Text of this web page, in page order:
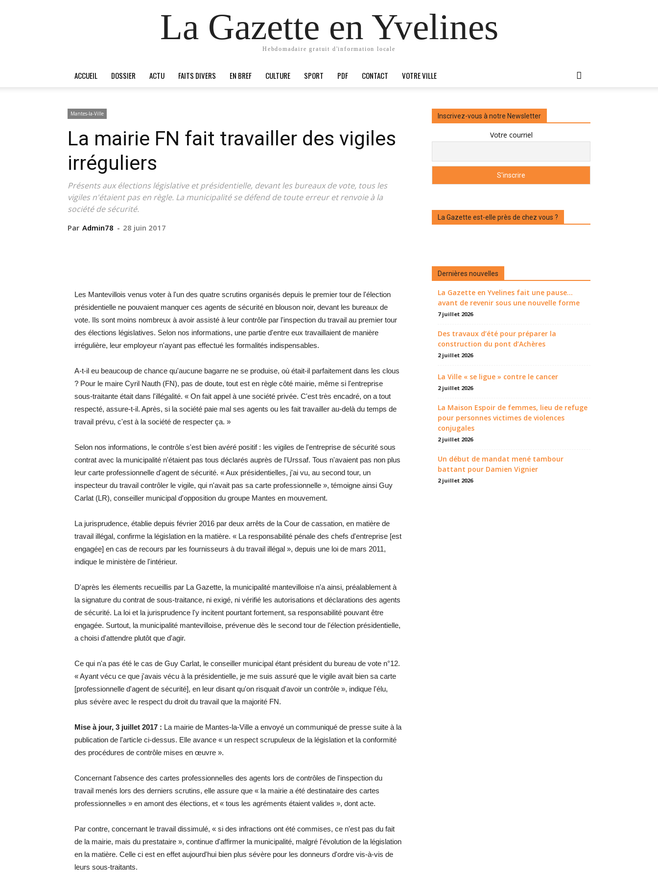
La Gazette en Yvelines
Hebdomadaire gratuit d'information locale
ACCUEIL DOSSIER ACTU FAITS DIVERS EN BREF CULTURE SPORT PDF CONTACT VOTRE VILLE
Mantes-la-Ville
La mairie FN fait travailler des vigiles
irréguliers
Présents aux élections législative et présidentielle, devant les bureaux de vote, tous les
vigiles n'étaient pas en règle. La municipalité se défend de toute erreur et renvoie à la
société de sécurité.
Par Admin78 - 28 juin 2017
Les Mantevillois venus voter à l'un des quatre scrutins organisés depuis le premier tour de l'élection
présidentielle ne pouvaient manquer ces agents de sécurité en blouson noir, devant les bureaux de
vote. Ils sont moins nombreux à avoir assisté à leur contrôle par l'inspection du travail au premier tour
des élections législatives. Selon nos informations, une partie d'entre eux travaillaient de manière
irrégulière, leur employeur n'ayant pas effectué les formalités indispensables.
A-t-il eu beaucoup de chance qu'aucune bagarre ne se produise, où était-il parfaitement dans les clous
? Pour le maire Cyril Nauth (FN), pas de doute, tout est en règle côté mairie, même si l'entreprise
sous-traitante était dans l'illégalité. « On fait appel à une société privée. C'est très encadré, on a tout
respecté, assure-t-il. Après, si la société paie mal ses agents ou les fait travailler au-delà du temps de
travail prévu, c'est à la société de respecter ça. »
Selon nos informations, le contrôle s'est bien avéré positif : les vigiles de l'entreprise de sécurité sous
contrat avec la municipalité n'étaient pas tous déclarés auprès de l'Urssaf. Tous n'avaient pas non plus
leur carte professionnelle d'agent de sécurité. « Aux présidentielles, j'ai vu, au second tour, un
inspecteur du travail contrôler le vigile, qui n'avait pas sa carte professionnelle », témoigne ainsi Guy
Carlat (LR), conseiller municipal d'opposition du groupe Mantes en mouvement.
La jurisprudence, établie depuis février 2016 par deux arrêts de la Cour de cassation, en matière de
travail illégal, confirme la législation en la matière. « La responsabilité pénale des chefs d'entreprise [est
engagée] en cas de recours par les fournisseurs à du travail illégal », depuis une loi de mars 2011,
indique le ministère de l'intérieur.
D'après les élements recueillis par La Gazette, la municipalité mantevilloise n'a ainsi, préalablement à
la signature du contrat de sous-traitance, ni exigé, ni vérifié les autorisations et déclarations des agents
de sécurité. La loi et la jurisprudence l'y incitent pourtant fortement, sa responsabilité pouvant être
engagée. Surtout, la municipalité mantevilloise, prévenue dès le second tour de l'élection présidentielle,
a choisi d'attendre plutôt que d'agir.
Ce qui n'a pas été le cas de Guy Carlat, le conseiller municipal étant président du bureau de vote n°12.
« Ayant vécu ce que j'avais vécu à la présidentielle, je me suis assuré que le vigile avait bien sa carte
[professionnelle d'agent de sécurité], en leur disant qu'on risquait d'avoir un contrôle », indique l'élu,
plus sévère avec le respect du droit du travail que la majorité FN.
Mise à jour, 3 juillet 2017 : La mairie de Mantes-la-Ville a envoyé un communiqué de presse suite à la
publication de l'article ci-dessus. Elle avance « un respect scrupuleux de la législation et la conformité
des procédures de contrôle mises en œuvre ».
Concernant l'absence des cartes professionnelles des agents lors de contrôles de l'inspection du
travail menés lors des derniers scrutins, elle assure que « la mairie a été destinataire des cartes
professionnelles » en amont des élections, et « tous les agréments étaient valides », dont acte.
Par contre, concernant le travail dissimulé, « si des infractions ont été commises, ce n'est pas du fait
de la mairie, mais du prestataire », continue d'affirmer la municipalité, malgré l'évolution de la législation
en la matière. Celle ci est en effet aujourd'hui bien plus sévère pour les donneurs d'ordre vis-à-vis de
leurs sous-traitants.
Inscrivez-vous à notre Newsletter
Votre courriel
La Gazette est-elle près de chez vous ?
Dernières nouvelles
La Gazette en Yvelines fait une pause...
avant de revenir sous une nouvelle forme
7 juillet 2026
Des travaux d’été pour préparer la
construction du pont d’Achères
2 juillet 2026
La Ville « se ligue » contre le cancer
2 juillet 2026
La Maison Espoir de femmes, lieu de refuge
pour personnes victimes de violences
conjugales
2 juillet 2026
Un début de mandat mené tambour
battant pour Damien Vignier
2 juillet 2026